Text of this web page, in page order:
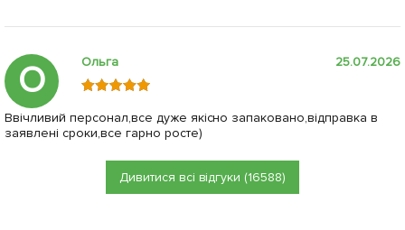
О Ольга 25.07.2026
Ввічливий персонал,все дуже якісно запаковано,відправка в
заявлені сроки,все гарно росте)
Дивитися всі відгуки (16588)